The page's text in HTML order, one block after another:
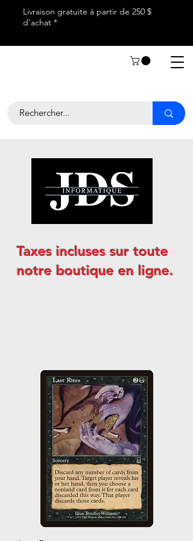
Livraison gratuite à partir de 250 $
d’achat *
Taxes incluses sur toute
notre boutique en ligne.